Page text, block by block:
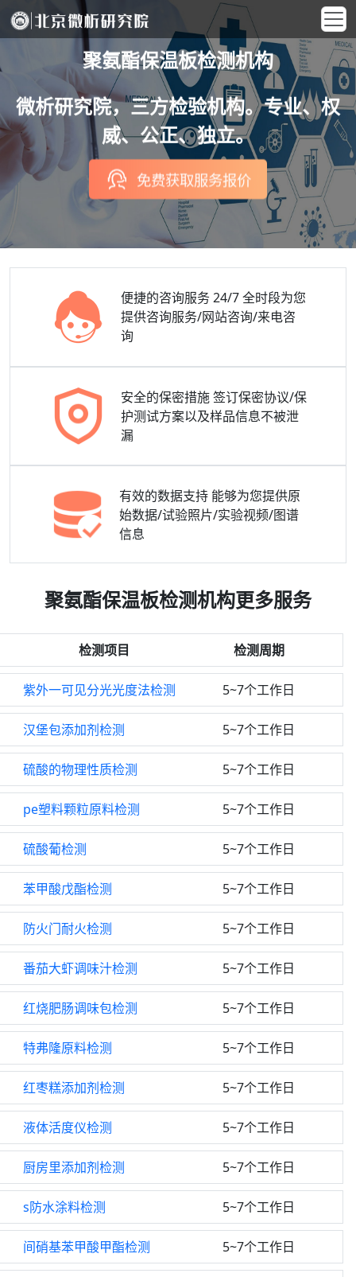
聚氨酯保温板检测机构
微析研究院，三方检验机构。专业、权
威、公正、独立。
免费获取服务报价
便捷的咨询服务24/7 全时段为您
提供咨询服务/网站咨询/来电咨
询
安全的保密措施 签订保密协议/保
护测试方案以及样品信息不被泄
漏
有效的数据支持 能够为您提供原
始数据/试验照片/实验视频/图谱
信息
聚氨酯保温板检测机构更多服务
检测项目 检测周期
紫外一可见分光光度法检测 5~7个工作日
汉堡包添加剂检测 5~7个工作日
硫酸的物理性质检测 5~7个工作日
pe塑料颗粒原料检测 5~7个工作日
硫酸葡检测 5~7个工作日
苯甲酸戊酯检测 5~7个工作日
防火门耐火检测 5~7个工作日
番茄大虾调味汁检测 5~7个工作日
红烧肥肠调味包检测 5~7个工作日
特弗隆原料检测 5~7个工作日
红枣糕添加剂检测 5~7个工作日
液体活度仪检测 5~7个工作日
厨房里添加剂检测 5~7个工作日
s防水涂料检测 5~7个工作日
间硝基苯甲酸甲酯检测 5~7个工作日